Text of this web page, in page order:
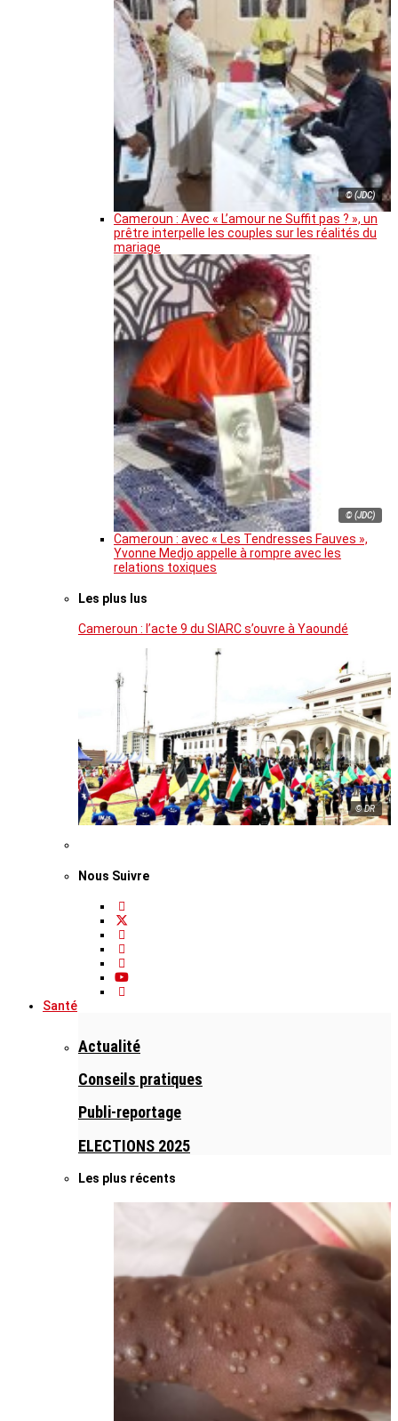
© (JDC)
Cameroun : Avec « L’amour ne Suffit pas ? », un
prêtre interpelle les couples sur les réalités du
mariage
© (JDC)
Cameroun : avec « Les Tendresses Fauves »,
Yvonne Medjo appelle à rompre avec les
relations toxiques
Les plus lus
Cameroun : l’acte 9 du SIARC s’ouvre à Yaoundé
© DR
Nous Suivre
Santé
Actualité
Conseils pratiques
Publi-reportage
ELECTIONS 2025
Les plus récents